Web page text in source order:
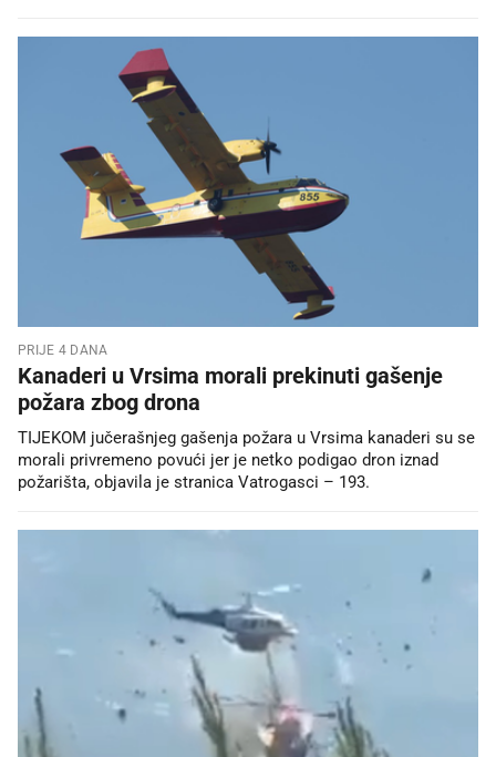
PRIJE 4 DANA
Kanaderi u Vrsima morali prekinuti gašenje
požara zbog drona
TIJEKOM jučerašnjeg gašenja požara u Vrsima kanaderi su se
morali privremeno povući jer je netko podigao dron iznad
požarišta, objavila je stranica Vatrogasci – 193.